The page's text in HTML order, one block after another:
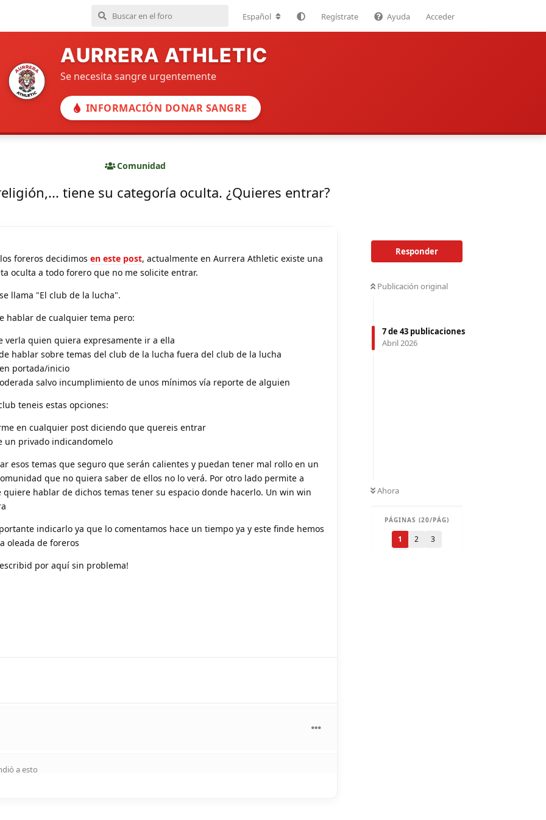
Español Regístrate Ayuda Acceder
AURRERA ATHLETIC
Se necesita sangre urgentemente
INFORMACIÓN DONAR SANGRE
Comunidad
tiene su categoría oculta. ¿Quieres entrar?
Responder
Publicación original
7de 43 publicaciones
Abril 2026
Ahora
PÁGINAS (20/PÁG)
1 2 3
foreros decidimos en este post, actualmente en Aurrera Athletic existe una
oculta a todo forero que no me solicite entrar.
llama "El club de la lucha".
hablar de cualquier tema pero:
verla quien quiera expresamente ir a ella
hablar sobre temas del club de la lucha fuera del club de la lucha
portada/inicio
salvo incumplimiento de unos mínimos vía reporte de alguien
teneis estas opciones:
en cualquier post diciendo que quereis entrar
un privado indicandomelo
esos temas que seguro que serán calientes y puedan tener mal rollo en un
que no quiera saber de ellos no lo verá. Por otro lado permite a
hablar de dichos temas tener su espacio donde hacerlo. Un win win
indicarlo ya que lo comentamos hace un tiempo ya y este finde hemos
oleada de foreros
por aquí sin problema!
a esto